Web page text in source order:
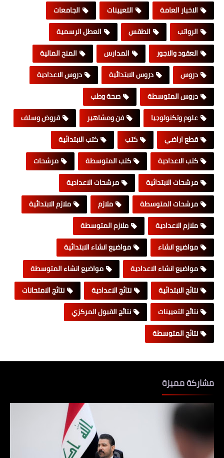
الاخبار العامة
التعيينات
الجامعات
الرواتب
الطقس
العطل الرسمية
العقود والاجور
المدارس
المنح المالية
دروس
دروس الابتدائية
دروس الاعدادية
دروس المتوسطة
صحة وطب
علوم وتكنولوجيا
فن ومشاهير
قروض وسلف
قطع اراضي
كتب
كتب الابتدائية
كتب الاعدادية
كتب المتوسطة
مرشحات
مرشحات الابتدائية
مرشحات الاعدادية
مرشحات المتوسطة
ملازم
ملازم الابتدائية
ملازم الاعدادية
ملازم المتوسطة
مواضيع انشاء
مواضيع انشاء الابتدائية
مواضيع انشاء الاعدادية
مواضيع انشاء المتوسطة
نتائج الابتدائية
نتائج الاعدادية
نتائج الامتحانات
نتائج التعيينات
نتائج القبول المركزي
نتائج المتوسطة
مشاركة مميزة